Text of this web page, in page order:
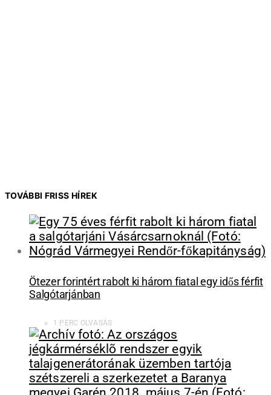
TOVÁBBI FRISS HÍREK
Ötezer forintért rabolt ki három fiatal egy idős férfit
Salgótarjánban
1 PERC OLVASÁS